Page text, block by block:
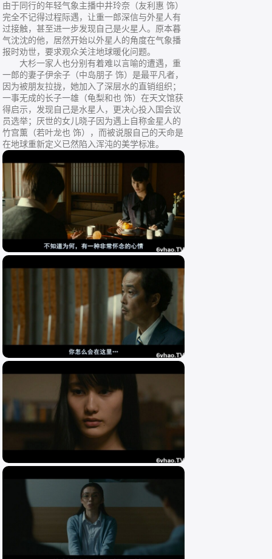
由于同行的年轻气象主播中井玲奈（友利惠 饰）
完全不记得过程际遇，让重一郎深信与外星人有
过接触，甚至进一步发现自己是火星人。原本暮
气沈沈的他，居然开始以外星人的角度在气象播
报时劝世，要求观众关注地球暖化问题。
大杉一家人也分别有着难以言喻的遭遇，重
一郎的妻子伊余子（中岛朋子 饰）是最平凡者，
因为被朋友拉拢，她加入了深层水的直销组织；
一事无成的长子一雄（龟梨和也 饰）在天文馆获
得启示，发现自己是水星人，更决心投入国会议
员选举；厌世的女儿晓子因为遇上自称金星人的
竹宫薫（若叶龙也 饰），而被说服自己的天命是
在地球重新定义已然陷入浑沌的美学标准。